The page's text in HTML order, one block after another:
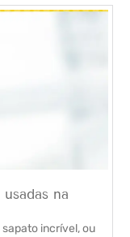
na
incrível, ou